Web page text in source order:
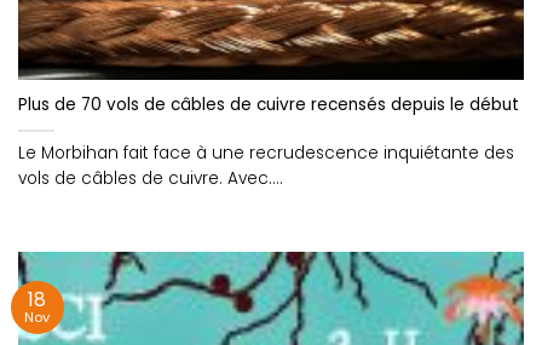
Plus de 70 vols de câbles de cuivre recensés depuis le début
Le Morbihan fait face à une recrudescence inquiétante des
vols de câbles de cuivre. Avec....
18
Nov